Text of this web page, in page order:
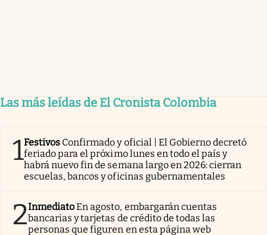
Las más leídas de El Cronista Colombia
1Festivos Confirmado y oficial | El Gobierno decretó
feriado para el próximo lunes en todo el país y
habrá nuevo fin de semana largo en 2026: cierran
escuelas, bancos y oficinas gubernamentales
2InmediatoEn agosto, embargarán cuentas
bancarias y tarjetas de crédito de todas las
personas que figuren en esta página web